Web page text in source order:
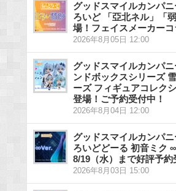
グッドスマイルカンパ
ろいど 「亞北ネル」「
場！フェイスメーカーコ
2026年8月05日 12:00
グッドスマイルカンパ
ンドボックスシリーズ
ーズ フィギュアコレク
登場！ご予約受付中！
2026年8月04日 12:00
グッドスマイルカンパ
ろいどどーる 初音ミク
8/19（水）まで好評予約
2026年8月03日 15:00